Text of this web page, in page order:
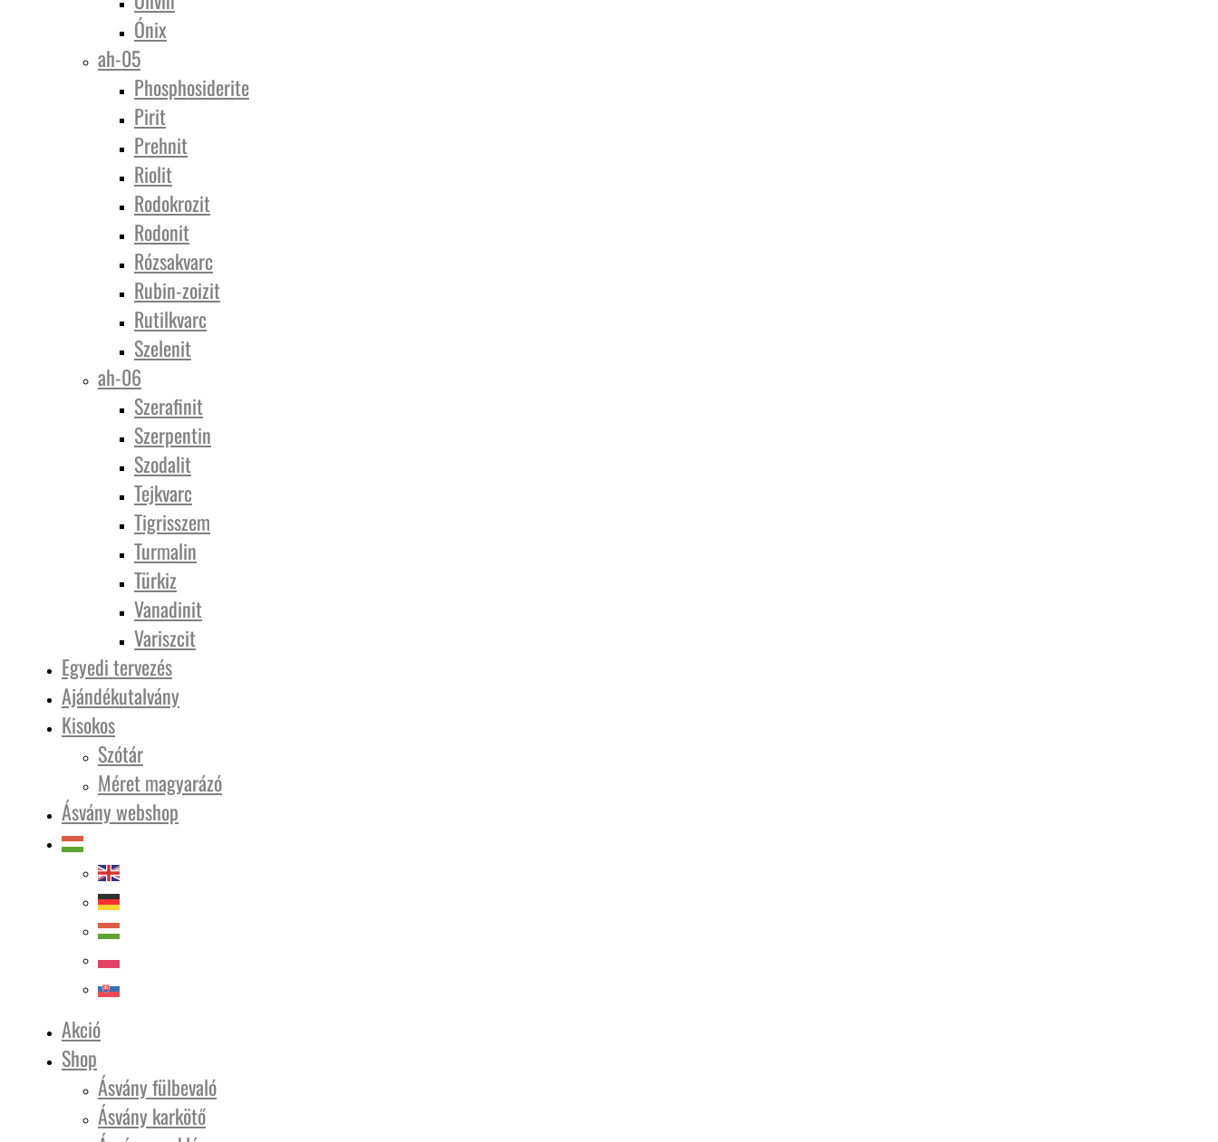
Ónix
ah-05
Phosphosiderite
Pirit
Prehnit
Riolit
Rodokrozit
Rodonit
Rózsakvarc
Rubin-zoizit
Rutilkvarc
Szelenit
ah-06
Szerafinit
Szerpentin
Szodalit
Tejkvarc
Tigrisszem
Turmalin
Türkiz
Vanadinit
Variszcit
Egyedi tervezés
Ajándékutalvány
Kisokos
Szótár
Méret magyarázó
Ásvány webshop
Akció
Shop
Ásvány fülbevaló
Ásvány karkötő